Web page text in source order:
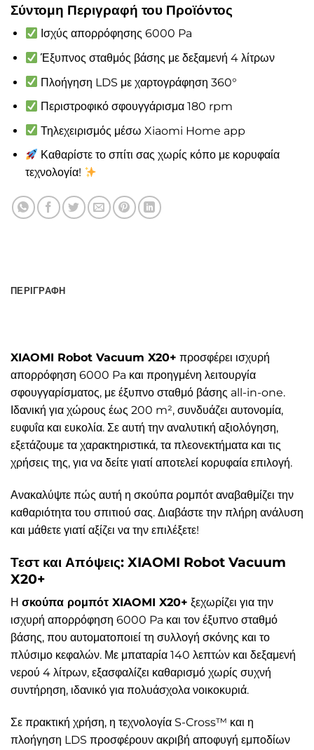
Σύντομη Περιγραφή του Προϊόντος
Ισχύς απορρόφησης 6000 Pa
Έξυπνος σταθμός βάσης με δεξαμενή 4 λίτρων
Πλοήγηση LDS με χαρτογράφηση 360°
Περιστροφικό σφουγγάρισμα 180 rpm
Τηλεχειρισμός μέσω Xiaomi Home app
Καθαρίστε το σπίτι σας χωρίς κόπο με κορυφαία
τεχνολογία!
ΠΕΡΙΓΡΑΦΉ
XIAOMI Robot Vacuum X20+ προσφέρει ισχυρή
απορρόφηση 6000 Pa και προηγμένη λειτουργία
σφουγγαρίσματος, με έξυπνο σταθμό βάσης all-in-one.
Ιδανική για χώρους έως 200 m², συνδυάζει αυτονομία,
ευφυΐα και ευκολία. Σε αυτή την αναλυτική αξιολόγηση,
εξετάζουμε τα χαρακτηριστικά, τα πλεονεκτήματα και τις
χρήσεις της, για να δείτε γιατί αποτελεί κορυφαία επιλογή.
Ανακαλύψτε πώς αυτή η σκούπα ρομπότ αναβαθμίζει την
καθαριότητα του σπιτιού σας. Διαβάστε την πλήρη ανάλυση
και μάθετε γιατί αξίζει να την επιλέξετε!
Τεστ και Απόψεις: XIAOMI Robot Vacuum
X20+
Η σκούπα ρομπότ XIAOMI X20+ ξεχωρίζει για την
ισχυρή απορρόφηση 6000 Pa και τον έξυπνο σταθμό
βάσης, που αυτοματοποιεί τη συλλογή σκόνης και το
πλύσιμο κεφαλών. Με μπαταρία 140 λεπτών και δεξαμενή
νερού 4 λίτρων, εξασφαλίζει καθαρισμό χωρίς συχνή
συντήρηση, ιδανικό για πολυάσχολα νοικοκυριά.
Σε πρακτική χρήση, η τεχνολογία S-Cross™ και η
πλοήγηση LDS προσφέρουν ακριβή αποφυγή εμποδίων